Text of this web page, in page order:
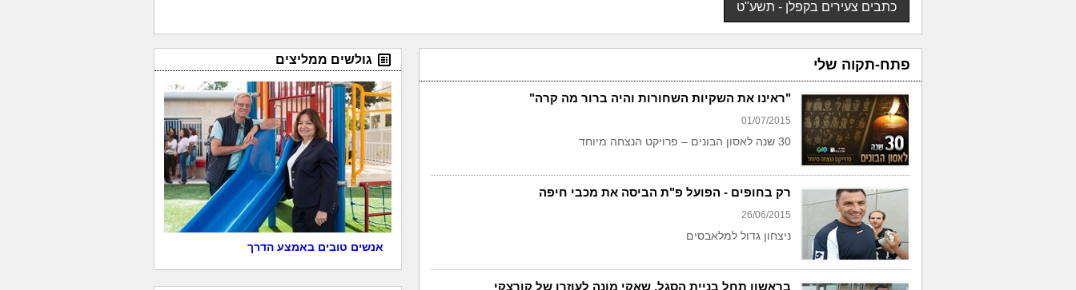
כתבים צעירים בקפלן - תשע"ט
פתח-תקוה שלי
"ראינו את השקיות השחורות והיה ברור מה קרה"
01/07/2015
30 שנה לאסון הבונים – פרויקט הנצחה מיוחד
רק בחופים - הפועל פ"ת הביסה את מכבי חיפה
26/06/2015
ניצחון גדול למלאבסים
בראשון תחל בניית הסגל, שאקי מונה לעוזרו של קורצקי
גולשים ממליצים
אנשים טובים באמצע הדרך